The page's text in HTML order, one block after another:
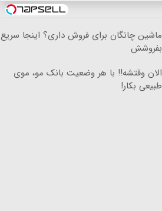
ماشین چانگان برای فروش داری؟ اینجا سریع
بفروشش
الان وقتشه‼️ با هر وضعیت بانک مو، موی
طبیعی بکار!